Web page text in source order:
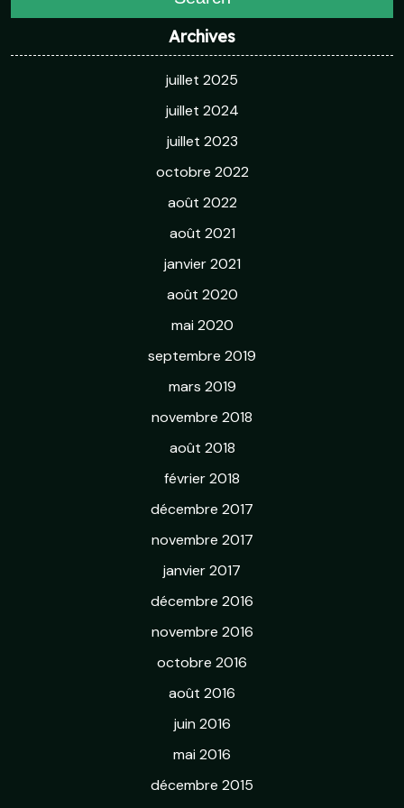
Archives
juillet 2025
juillet 2024
juillet 2023
octobre 2022
août 2022
août 2021
janvier 2021
août 2020
mai 2020
septembre 2019
mars 2019
novembre 2018
août 2018
février 2018
décembre 2017
novembre 2017
janvier 2017
décembre 2016
novembre 2016
octobre 2016
août 2016
juin 2016
mai 2016
décembre 2015